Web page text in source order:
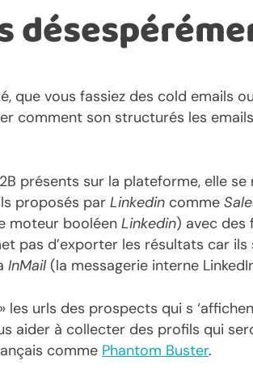
vous fassiez des cold emails
comment son structurés les
présents sur la plateforme, elle
proposés par Linkedin comme
moteur booléen Linkedin) avec des
pas d’exporter les résultats car
InMail(la messagerie interne
urls des prospects qui s
aider à collecter des profils qui
comme Phantom Buster.